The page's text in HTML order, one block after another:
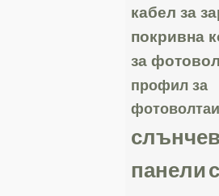
кабел за
покривна
за
профил за
панели